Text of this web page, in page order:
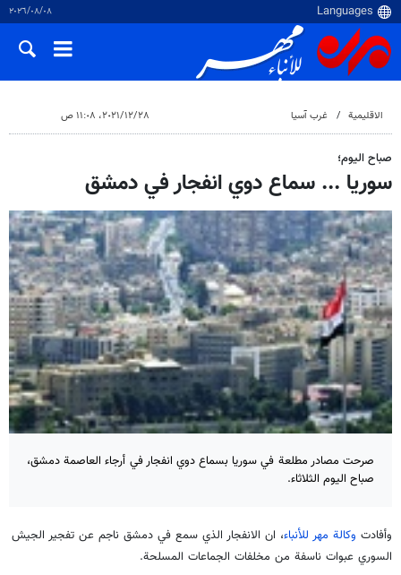
٠٨‏/٠٨‏/٢٠٢٦
الاقلیمیة غرب آسیا ٢٨‏/١٢‏/٢٠٢١، ١١:٠٨ ص
صباح اليوم؛
سوريا ... سماع دوي انفجار في دمشق
صرحت مصادر مطلعة في سوريا بسماع دوي انفجار في أرجاء العاصمة دمشق،
صباح اليوم الثلاثاء.
وأفادت وكالة مهر للأنباء، ان الانفجار الذي سمع في دمشق ناجم عن تفجير الجيش
السوري عبوات ناسفة من مخلفات الجماعات المسلحة.